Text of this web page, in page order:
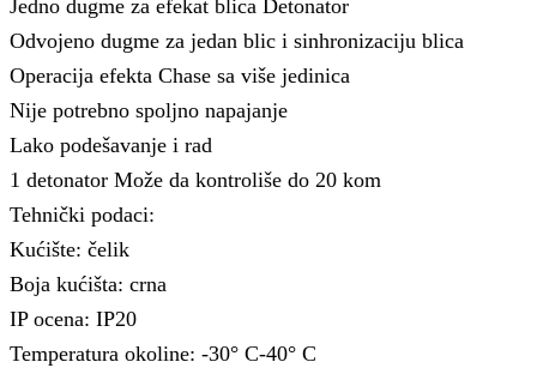
Jedno dugme za efekat blica Detonator
Odvojeno dugme za jedan blic i sinhronizaciju blica
Operacija efekta Chase sa više jedinica
Nije potrebno spoljno napajanje
Lako podešavanje i rad
1 detonator Može da kontroliše do 20 kom
Tehnički podaci:
Kućište: čelik
Boja kućišta: crna
IP ocena: IP20
Temperatura okoline: -30° C-40° C